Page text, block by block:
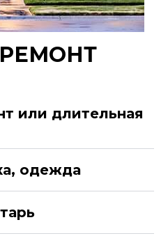
или длительная
одежда